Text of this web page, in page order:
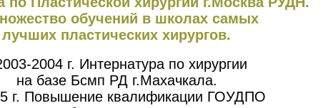
обучений в школах самых
лучших пластических хирургов.
2004 г. Интернатура по хирургии
на базе Бсмп РД г.Махачкала.
г. Повышение квалификации ГОУДПО